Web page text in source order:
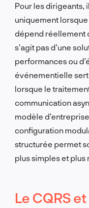
Pour les dirigeants,
uniquement
dépend réellement
s’agit pas d’une
performances ou
événementielle
lorsque le
communication
modèle
configuration
structurée permet
plus simples et plus
Le CQRS